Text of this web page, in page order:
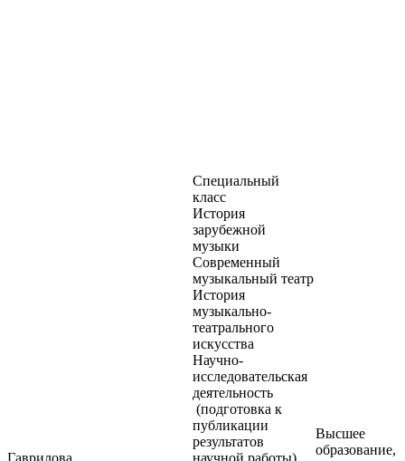
Специальный
класс
История
зарубежной
музыки
Современный
музыкальный театр
История
музыкально-
театрального
искусства
Научно-
исследовательская
деятельность
(подготовка к
публикации
результатов
Высшее
образование,